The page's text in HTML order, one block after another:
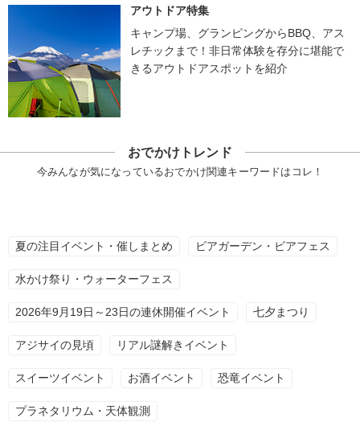
アウトドア特集
キャンプ場、グランピングからBBQ、アス
レチックまで！非日常体験を存分に堪能で
きるアウトドアスポットを紹介
おでかけトレンド
今みんなが気になっているおでかけ関連キーワードはコレ！
夏の注目イベント・催しまとめ ビアガーデン・ビアフェス
水かけ祭り・ウォーターフェス
2026年9月19日～23日の連休開催イベント 七夕まつり
アジサイの見頃 リアル謎解きイベント
スイーツイベント お酒イベント 恐竜イベント
プラネタリウム・天体観測